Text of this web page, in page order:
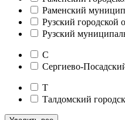
Раменский
Рузский городской
Рузский
С
Сергиево-
Т
Талдомский